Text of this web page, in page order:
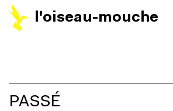
l'oiseau-mouche
FILTRES
PASSÉ